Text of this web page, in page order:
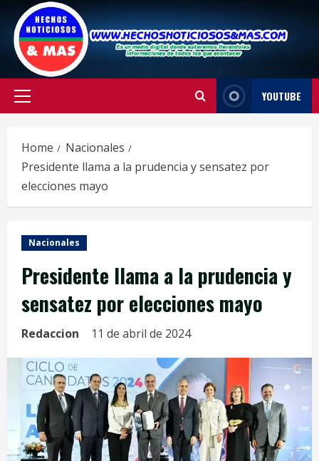
content
Primary
YOUTUBE
Home
Nacionales
Presidente llama a la prudencia y sensatez por
elecciones mayo
Nacionales
Presidente llama a la prudencia y
sensatez por elecciones mayo
Redaccion 11 de abril de 2024